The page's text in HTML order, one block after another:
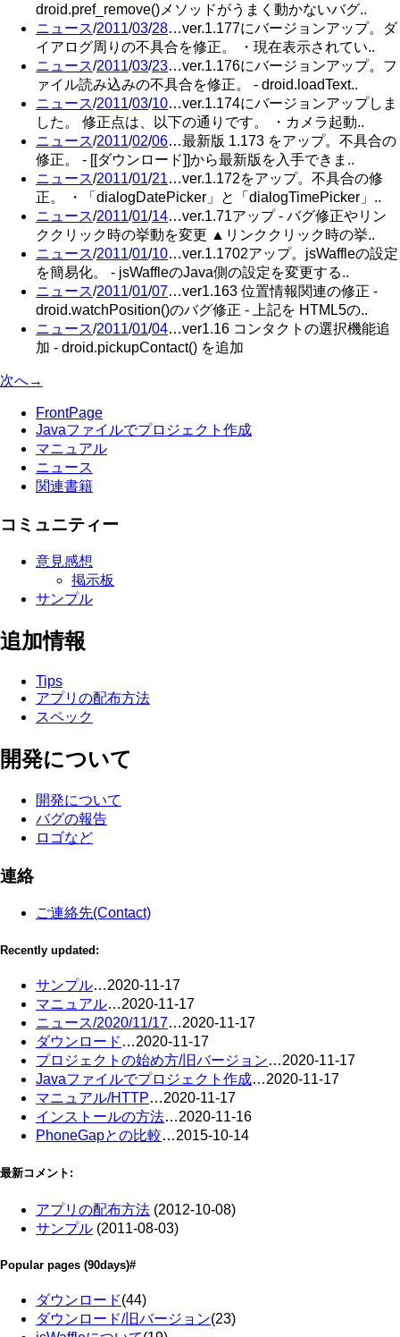
droid.pref_remove()メソッドがうまく動かないバグ..
ニュース/2011/03/28…ver.1.177にバージョンアップ。ダ
イアログ周りの不具合を修正。 ・現在表示されてい..
ニュース/2011/03/23…ver.1.176にバージョンアップ。フ
ァイル読み込みの不具合を修正。 - droid.loadText..
ニュース/2011/03/10…ver.1.174にバージョンアップしま
した。 修正点は、以下の通りです。 ・カメラ起動..
ニュース/2011/02/06…最新版 1.173 をアップ。不具合の
修正。 - [[ダウンロード]]から最新版を入手できま..
ニュース/2011/01/21…ver.1.172をアップ。不具合の修
正。 ・「dialogDatePicker」と「dialogTimePicker」..
ニュース/2011/01/14…ver.1.71アップ - バグ修正やリン
ククリック時の挙動を変更 ▲リンククリック時の挙..
ニュース/2011/01/10…ver.1.1702アップ。jsWaffleの設定
を簡易化。 - jsWaffleのJava側の設定を変更する..
ニュース/2011/01/07…ver1.163 位置情報関連の修正 -
droid.watchPosition()のバグ修正 - 上記を HTML5の..
ニュース/2011/01/04…ver1.16 コンタクトの選択機能追
加 - droid.pickupContact() を追加
次へ→
FrontPage
Javaファイルでプロジェクト作成
マニュアル
ニュース
関連書籍
コミュニティー
意見感想
掲示板
サンプル
追加情報
Tips
アプリの配布方法
スペック
開発について
開発について
バグの報告
ロゴなど
連絡
ご連絡先(Contact)
Recently updated:
サンプル…2020-11-17
マニュアル…2020-11-17
ニュース/2020/11/17…2020-11-17
ダウンロード …2020-11-17
プロジェクトの始め方/旧バージョン…2020-11-17
Javaファイルでプロジェクト作成…2020-11-17
マニュアル/HTTP…2020-11-17
インストールの方法…2020-11-16
PhoneGapとの比較…2015-10-14
最新コメント:
アプリの配布方法 (2012-10-08)
サンプル (2011-08-03)
Popular pages (90days)#
ダウンロード(44)
ダウンロード/旧バージョン(23)